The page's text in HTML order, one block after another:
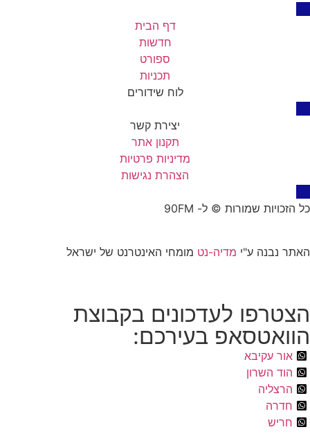
דף הבית
חדשות
ספורט
תכניות
לוח שידורים
יצירת קשר
תקנון אתר
מדיניות פרטיות
הצהרת נגישות
כל הזכויות שמורות © ל- 90FM
האתר נבנה ע"י מדיה-נט מומחי האינטרנט של ישראל
הצטרפו לעדכונים בקבוצת
הוואטסאפ בעירכם:
אור עקיבא
הוד השרון
הרצליה
חדרה
חריש